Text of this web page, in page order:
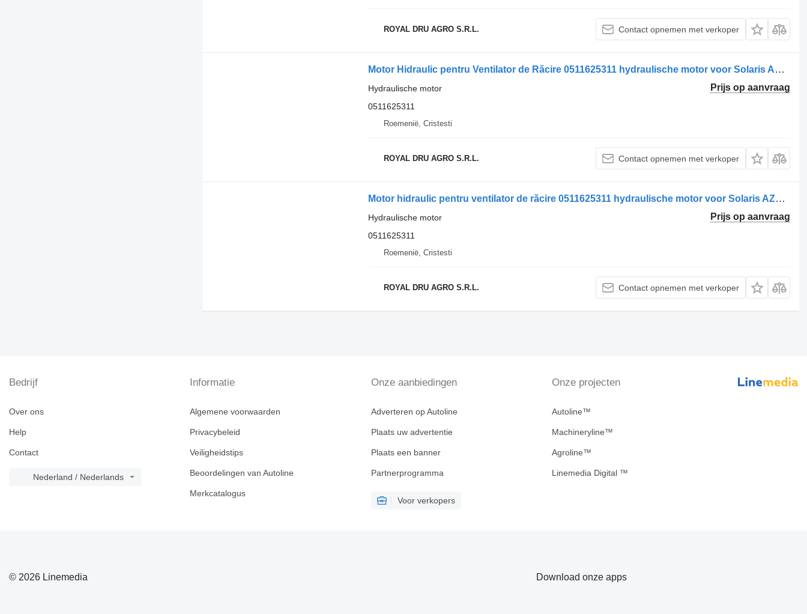
ROYAL DRU AGRO S.R.L. Contact opnemen met verkoper
Motor Hidraulic pentru Ventilator de Răcire 0511625311 hydraulische motor voor Solaris AZMF-11-019LCB20MB-0390-052-125-0390052125-13 vrachtwagen
Prijs op aanvraag
Hydraulische motor
0511625311
Roemenië, Cristesti
ROYAL DRU AGRO S.R.L. Contact opnemen met verkoper
Motor hidraulic pentru ventilator de răcire 0511625311 hydraulische motor voor Solaris AZMF-11-019LCB20MB-11 vrachtwagen
Prijs op aanvraag
Hydraulische motor
0511625311
Roemenië, Cristesti
ROYAL DRU AGRO S.R.L. Contact opnemen met verkoper
Bedrijf
Over ons
Help
Contact
Nederland / Nederlands
Informatie
Algemene voorwaarden
Privacybeleid
Veiligheidstips
Beoordelingen van Autoline
Merkcatalogus
Onze aanbiedingen
Adverteren op Autoline
Plaats uw advertentie
Plaats een banner
Partnerprogramma
Voor verkopers
Onze projecten
Autoline™
Machineryline™
Agroline™
Linemedia Digital ™
© 2026 Linemedia Download onze apps